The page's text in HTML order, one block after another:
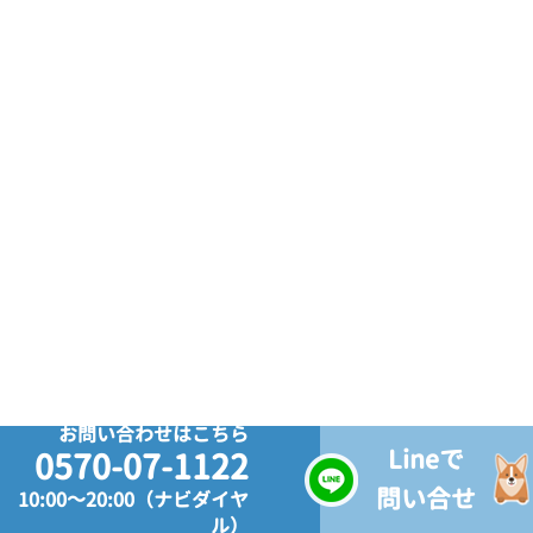
お問い合わせはこちら
0570-07-1122
10:00～20:00（ナビダイヤ
ル）
Lineで
問い合せ